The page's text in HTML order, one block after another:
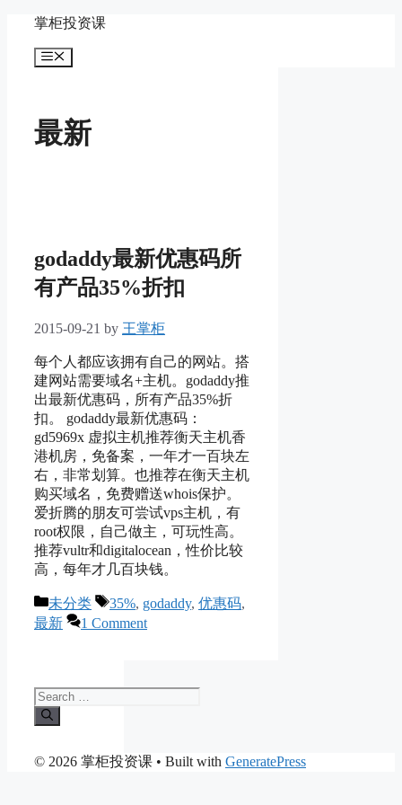
content
掌柜投资课
Menu
最新
godaddy最新优惠码所
有产品35%折扣
2015-09-21 by 王掌柜
每个人都应该拥有自己的网站。搭
建网站需要域名+主机。godaddy推
出最新优惠码，所有产品35%折
扣。 godaddy最新优惠码：
gd5969x 虚拟主机推荐衡天主机香
港机房，免备案，一年才一百块左
右，非常划算。也推荐在衡天主机
购买域名，免费赠送whois保护。
爱折腾的朋友可尝试vps主机，有
root权限，自己做主，可玩性高。
推荐vultr和digitalocean，性价比较
高，每年才几百块钱。
Categories
未分类 Tags
35%, godaddy, 优惠码,
最新
1 Comment
Search
for:
© 2026 掌柜投资课 • Built with GeneratePress